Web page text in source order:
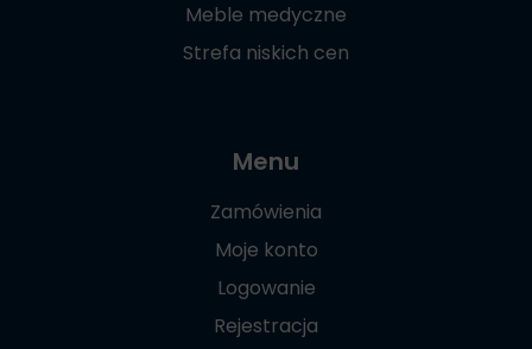
Meble medyczne
Strefa niskich cen
Menu
Zamówienia
Moje konto
Logowanie
Rejestracja